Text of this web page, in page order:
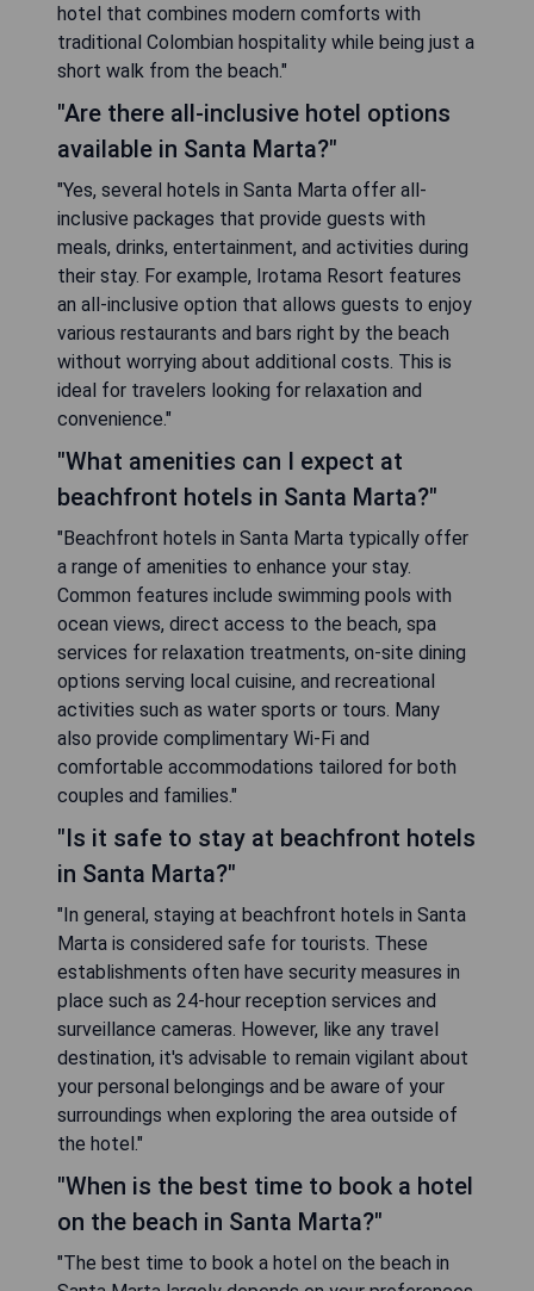
hotel that combines modern comforts with
traditional Colombian hospitality while being just a
short walk from the beach."
"Are there all-inclusive hotel options
available in Santa Marta?"
"Yes, several hotels in Santa Marta offer all-
inclusive packages that provide guests with
meals, drinks, entertainment, and activities during
their stay. For example, Irotama Resort features
an all-inclusive option that allows guests to enjoy
various restaurants and bars right by the beach
without worrying about additional costs. This is
ideal for travelers looking for relaxation and
convenience."
"What amenities can I expect at
beachfront hotels in Santa Marta?"
"Beachfront hotels in Santa Marta typically offer
a range of amenities to enhance your stay.
Common features include swimming pools with
ocean views, direct access to the beach, spa
services for relaxation treatments, on-site dining
options serving local cuisine, and recreational
activities such as water sports or tours. Many
also provide complimentary Wi-Fi and
comfortable accommodations tailored for both
couples and families."
"Is it safe to stay at beachfront hotels
in Santa Marta?"
"In general, staying at beachfront hotels in Santa
Marta is considered safe for tourists. These
establishments often have security measures in
place such as 24-hour reception services and
surveillance cameras. However, like any travel
destination, it's advisable to remain vigilant about
your personal belongings and be aware of your
surroundings when exploring the area outside of
the hotel."
"When is the best time to book a hotel
on the beach in Santa Marta?"
"The best time to book a hotel on the beach in